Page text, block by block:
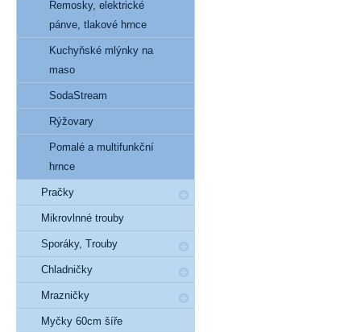
Remosky, elektrické
pánve, tlakové hrnce
Kuchyňské mlýnky na
maso
SodaStream
Rýžovary
Pomalé a multifunkční
hrnce
Pračky
Mikrovlnné trouby
Sporáky, Trouby
Chladničky
Mrazničky
Myčky 60cm šíře